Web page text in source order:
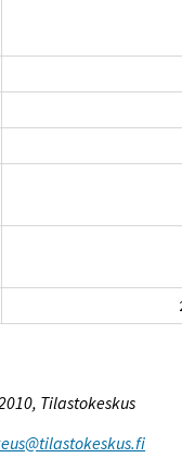
Tilastokeskus